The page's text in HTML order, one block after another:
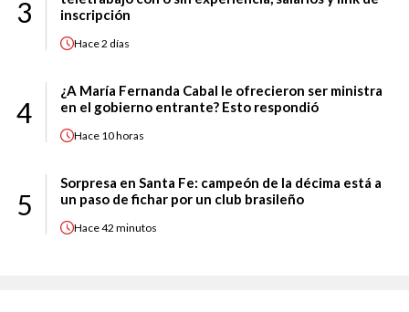
3
inscripción
Hace2 días
4
¿A María Fernanda Cabal le ofrecieron ser ministra
en el gobierno entrante? Esto respondió
Hace 10 horas
5
Sorpresa en Santa Fe: campeón de la décima está a
un paso de fichar por un club brasileño
Hace42 minutos